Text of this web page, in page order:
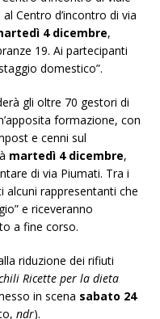
al Centro d’incontro di via
4 dicembre,
19. Ai partecipanti
domestico”.
gli oltre 70 gestori di
formazione, con
e cenni sul
martedì 4 dicembre,
di via Piumati. Tra i
alcuni rappresentanti che
e riceveranno
a fine corso.
riduzione dei rifiuti
Ricette per la dieta
in scena sabato 24
ndr).